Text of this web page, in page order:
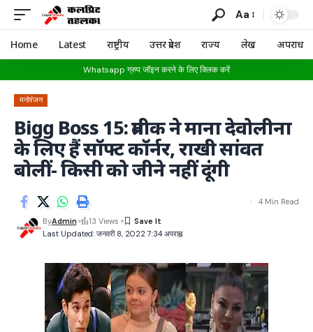
Aa
Home Latest राष्ट्रीय उत्तर प्रदेश राज्य लेख अपराध
Whatsapp ग्रुप जॉइन करने के लिए क्लिक करें
मनोरंजन
Bigg Boss 15: प्रतीक ने माना देवोलीना
के लिए हैं सॉफ्ट कॉर्नर, राखी सांवत
बोलीं- किसी को जीने नहीं दूंगी
Last Updated: जनवरी 8, 2022 7:34 अपराह्न
ByAdmin 13 Views
4 Min Read